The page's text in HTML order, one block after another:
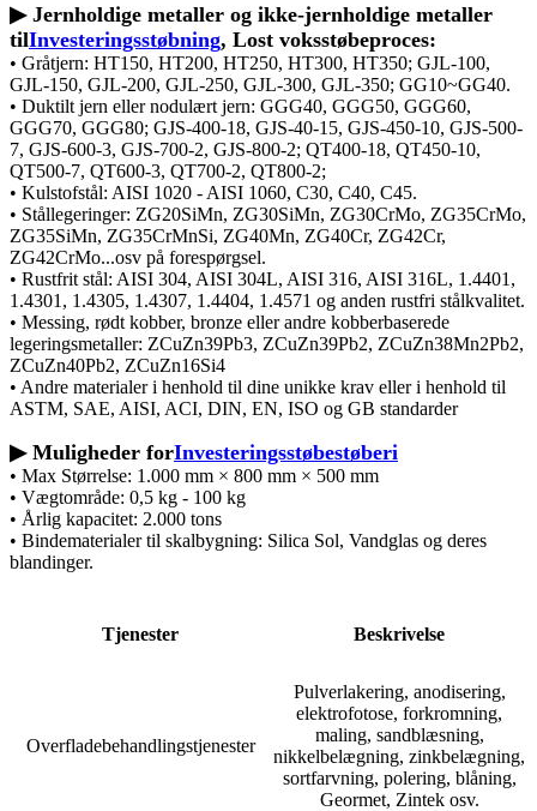
▶ Jernholdige metaller og ikke-jernholdige metaller
tilInvesteringsstøbning, Lost voksstøbeproces:
• Gråtjern: HT150, HT200, HT250, HT300, HT350; GJL-100,
GJL-150, GJL-200, GJL-250, GJL-300, GJL-350; GG10~GG40.
• Duktilt jern eller nodulært jern: GGG40, GGG50, GGG60,
GGG70, GGG80; GJS-400-18, GJS-40-15, GJS-450-10, GJS-500-
7, GJS-600-3, GJS-700-2, GJS-800-2; QT400-18, QT450-10,
QT500-7, QT600-3, QT700-2, QT800-2;
• Kulstofstål: AISI 1020 - AISI 1060, C30, C40, C45.
• Stållegeringer: ZG20SiMn, ZG30SiMn, ZG30CrMo, ZG35CrMo,
ZG35SiMn, ZG35CrMnSi, ZG40Mn, ZG40Cr, ZG42Cr,
ZG42CrMo...osv på forespørgsel.
• Rustfrit stål: AISI 304, AISI 304L, AISI 316, AISI 316L, 1.4401,
1.4301, 1.4305, 1.4307, 1.4404, 1.4571 og anden rustfri stålkvalitet.
• Messing, rødt kobber, bronze eller andre kobberbaserede
legeringsmetaller: ZCuZn39Pb3, ZCuZn39Pb2, ZCuZn38Mn2Pb2,
ZCuZn40Pb2, ZCuZn16Si4
• Andre materialer i henhold til dine unikke krav eller i henhold til
ASTM, SAE, AISI, ACI, DIN, EN, ISO og GB standarder
▶ Muligheder forInvesteringsstøbestøberi
• Max Størrelse: 1.000 mm × 800 mm × 500 mm
• Vægtområde: 0,5 kg - 100 kg
• Årlig kapacitet: 2.000 tons
• Bindematerialer til skalbygning: Silica Sol, Vandglas og deres
blandinger.
Tjenester Beskrivelse
Overfladebehandlingstjenester
Pulverlakering, anodisering,
elektrofotose, forkromning,
maling, sandblæsning,
nikkelbelægning, zinkbelægning,
sortfarvning, polering, blåning,
Geormet, Zintek osv.